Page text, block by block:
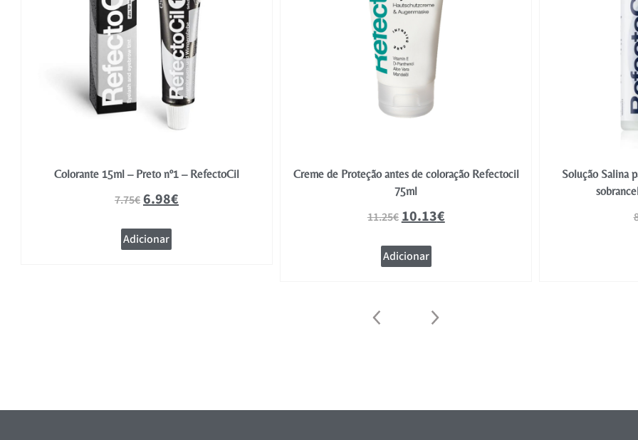
Colorante 15ml – Preto nº1 – RefectoCil
7.75€6.98€
Adicionar
Creme de Proteção antes de coloração Refectocil
75ml
11.25€ 10.13€
Adicionar
Solução Salina